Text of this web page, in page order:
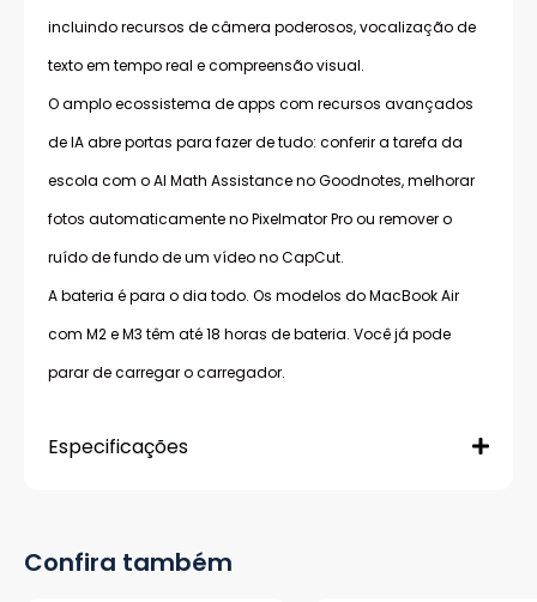
incluindo recursos de câmera poderosos, vocalização de
texto em tempo real e compreensão visual.
O amplo ecossistema de apps com recursos avançados
de IA abre portas para fazer de tudo: conferir a tarefa da
escola com o AI Math Assistance no Goodnotes, melhorar
fotos automaticamente no Pixelmator Pro ou remover o
ruído de fundo de um vídeo no CapCut.
A bateria é para o dia todo. Os modelos do MacBook Air
com M2 e M3 têm até 18 horas de bateria. Você já pode
parar de carregar o carregador.
Especificações
Confira também